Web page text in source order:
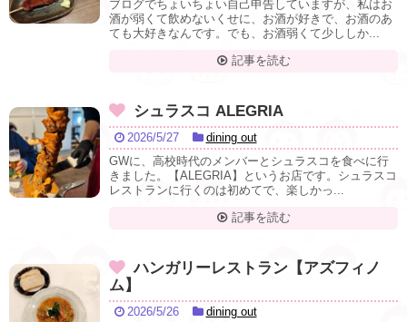
ブログでちょいちょい自己申告していますが、私はお
酒が弱くて飲めないくせに、お酒が好きで、お酒のあ
ても大好きなんです。でも、お酒弱くて少ししか...
記事を読む
シュラスコ ALEGRIA
2026/5/27
dining out
GWに、高校時代のメンバーとシュラスコを食べに行
きました。【ALEGRIA】というお店です。シュラスコ
レストランに行くのは初めてで、楽しかっ...
記事を読む
ハンガリーレストラン【アズフィノ
ム】
2026/5/26
dining out